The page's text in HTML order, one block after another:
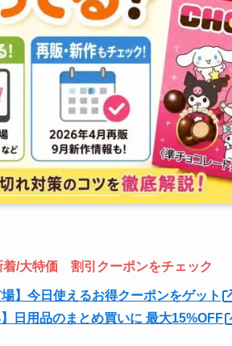
/大特価 割引クーポンをチェック
場】今日使えるお得クーポンをゲット
】日用品のまとめ買いに 最大15%OFF